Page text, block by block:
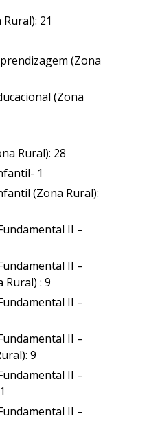
21
(Zona
(Zona
Rural): 28
1
(Zona Rural):
II –
II –
Rural) : 9
II –
II –
9
II –
II –